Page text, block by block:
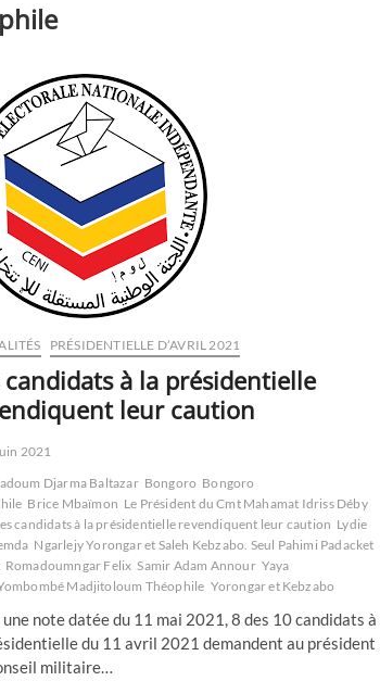
PRÉSIDENTIELLE D’AVRIL 2021
candidats à la présidentielle
leur caution
2021
Djarma Baltazar Bongoro Bongoro
Brice Mbaïmon Le Président du Cmt Mahamat Idriss Déby
candidats à la présidentielle revendiquent leur caution Lydie
Ngarlejy Yorongar et Saleh Kebzabo. Seul Pahimi Padacket
Romadoumngar Felix Samir Adam Annour Yaya
Madjitoloum Théophile Yorongar et Kebzabo
une note datée du 11 mai 2021, 8 des 10 candidats à
du 11 avril 2021 demandent au président
militaire…